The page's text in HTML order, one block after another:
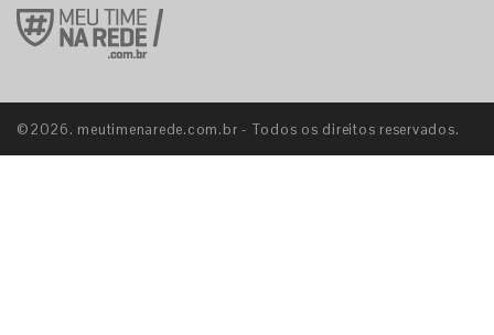
©2026. meutimenarede.com.br - Todos os direitos reservados.